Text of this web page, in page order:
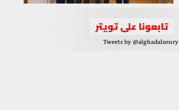
تابعونا على تويتر
Tweets by @alghadalsoury